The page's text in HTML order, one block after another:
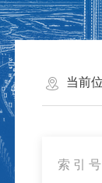
当前
索 引